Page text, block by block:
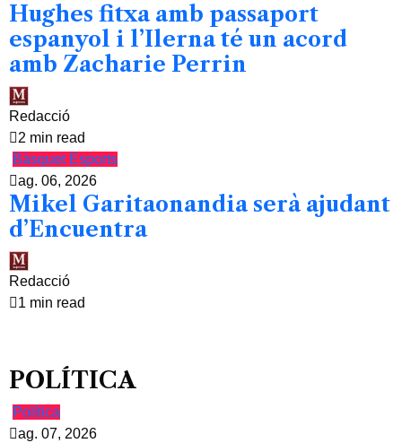
Hughes fitxa amb passaport
espanyol i l’Ilerna té un acord
amb Zacharie Perrin
Redacció
2 min read
Bàsquet Esports
ag. 06, 2026
Mikel Garitaonandia serà ajudant
d’Encuentra
Redacció
1 min read
POLÍTICA
Política
ag. 07, 2026